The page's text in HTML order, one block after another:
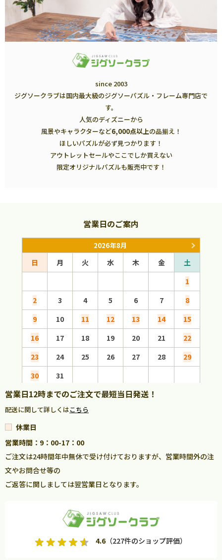
since 2003
ジグソークラブは国内最大級のジグソーパズル・フレーム専門店で
す。
人気のディズニーから
風景やキャラクターなど6,000点以上の品揃え！
ほしいパズルが必ず見つかります！
アウトレットセールやここでしか買えない
限定オリジナルパズルも販売中です！
営業日のご案内
2026年8月
日 月 火 水 木 金
土
1
2
3 4 5 6 7
8
9
10 11 12 13 14
15
16
17 18 19 20 21
22
23
24 25 26 27 28
29
30
31
営業日12時までのご注文で最短当日発送！
配送に関して詳しくはこちら
休業日
営業時間：9：00-17：00
ご注文は24時間年中無休で受け付けておりますが、営業時間外の注
文やお問合せ等の
ご返答に関しましては翌営業日となります。
4.6（227件のショップ評価）